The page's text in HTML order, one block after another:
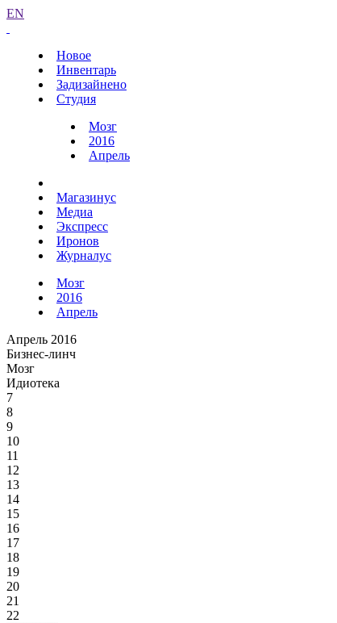
EN
Новое
Инвентарь
Задизайнено
Студия
Мозг
2016
Апрель
Магазинус
Медиа
Экспресс
Иронов
Журналус
Мозг
2016
Апрель
Апрель 2016
Бизнес-линч
Мозг
Идиотека
7
8
9
10
11
12
13
14
15
16
17
18
19
20
21
22